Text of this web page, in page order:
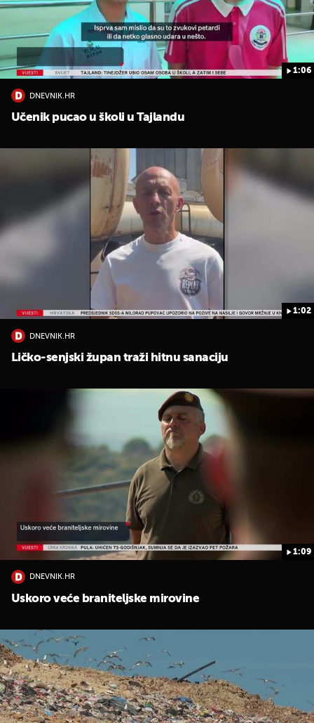
1:06
DNEVNIK.HR
Učenik pucao u školi u Tajlandu
1:02
DNEVNIK.HR
Ličko-senjski župan traži hitnu sanaciju
1:09
DNEVNIK.HR
Uskoro veće braniteljske mirovine
UKLJUČITE NOTIFIKACIJE